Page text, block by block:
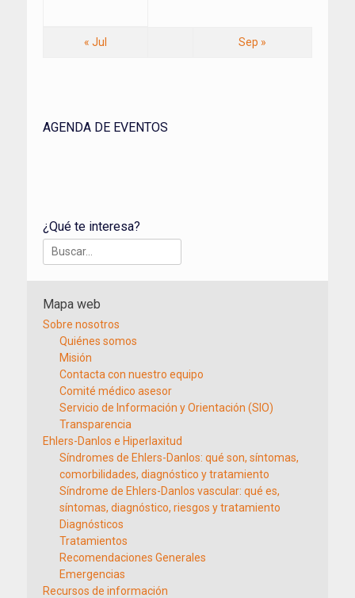
« Jul Sep »
AGENDA DE EVENTOS
¿Qué te interesa?
Buscar:
Mapa web
Sobre nosotros
Quiénes somos
Misión
Contacta con nuestro equipo
Comité médico asesor
Servicio de Información y Orientación (SIO)
Transparencia
Ehlers-Danlos e Hiperlaxitud
Síndromes de Ehlers-Danlos: qué son, síntomas,
comorbilidades, diagnóstico y tratamiento
Síndrome de Ehlers-Danlos vascular: qué es,
síntomas, diagnóstico, riesgos y tratamiento
Diagnósticos
Tratamientos
Recomendaciones Generales
Emergencias
Recursos de información